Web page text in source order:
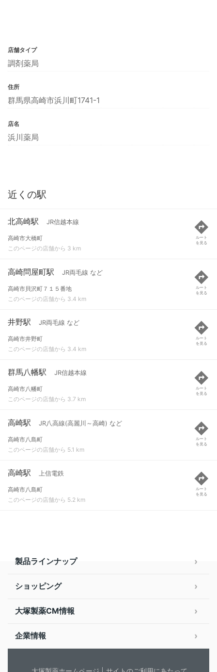
店舗タイプ
調剤薬局
住所
群馬県高崎市浜川町1741-1
店名
浜川薬局
近くの駅
北高崎駅 JR信越本線
高崎市大橋町
このページの店舗から 3 km
ルート
を見る
高崎問屋町駅 JR両毛線 など
高崎市貝沢町７１５番地
このページの店舗から 3.4 km
ルート
を見る
井野駅 JR両毛線 など
高崎市井野町
このページの店舗から 3.4 km
ルート
を見る
群馬八幡駅 JR信越本線
高崎市八幡町
このページの店舗から 3.7 km
ルート
を見る
高崎駅 JR八高線(高麗川～高崎) など
高崎市八島町
このページの店舗から 5.1 km
ルート
を見る
高崎駅 上信電鉄
高崎市八島町
このページの店舗から 5.2 km
ルート
を見る
製品ラインナップ
ショッピング
大塚製薬CM情報
企業情報